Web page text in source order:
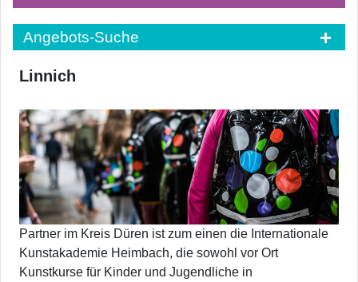
Angebots-Suche
Linnich
Partner im Kreis Düren ist zum einen die Internationale
Kunstakademie Heimbach, die sowohl vor Ort
Kunstkurse für Kinder und Jugendliche in